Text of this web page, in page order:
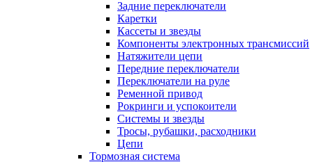
Задние переключатели
Каретки
Кассеты и звезды
Компоненты электронных трансмиссий
Натяжители цепи
Передние переключатели
Переключатели на руле
Ременной привод
Рокринги и успокоители
Системы и звезды
Тросы, рубашки, расходники
Цепи
Тормозная система